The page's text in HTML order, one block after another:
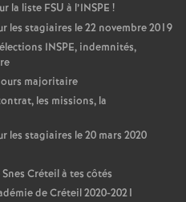
la liste FSU à l’INSPE !
les stagiaires le 22 novembre 2019
INSPE, indemnités,
majoritaire
les missions, la
les stagiaires le 20 mars 2020
Créteil à tes côtés
de Créteil 2020-2021